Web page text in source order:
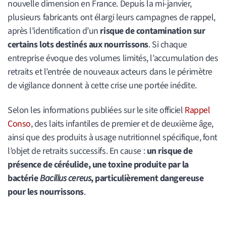
nouvelle dimension en France. Depuis la mi-janvier,
plusieurs fabricants ont élargi leurs campagnes de rappel,
après l’identification d’un risque de contamination sur
certains lots destinés aux nourrissons. Si chaque
entreprise évoque des volumes limités, l’accumulation des
retraits et l’entrée de nouveaux acteurs dans le périmètre
de vigilance donnent à cette crise une portée inédite.
Selon les informations publiées sur le site officiel Rappel
Conso, des laits infantiles de premier et de deuxième âge,
ainsi que des produits à usage nutritionnel spécifique, font
l’objet de retraits successifs. En cause :un risque de
présence de céréulide, une toxine produite par la
bactérieBacillus cereus, particulièrement dangereuse
pour les nourrissons.